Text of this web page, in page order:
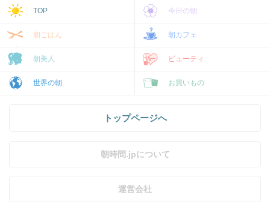
TOP 今日の朝
朝ごはん 朝カフェ
朝美人 ビューティ
世界の朝 お買いもの
トップページへ
朝時間.jpについて
運営会社